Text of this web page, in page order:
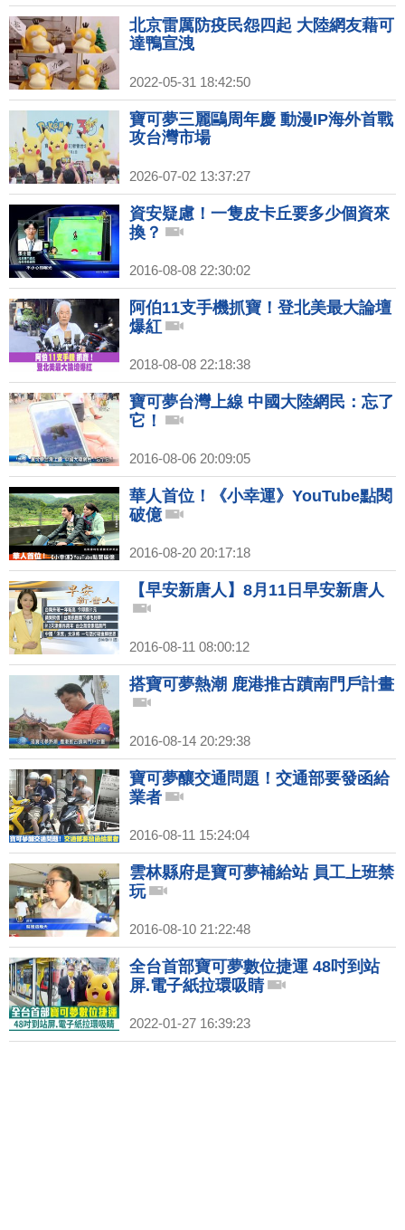
北京雷厲防疫民怨四起 大陸網友藉可
達鴨宣洩
2022-05-31 18:42:50
寶可夢三麗鷗周年慶 動漫IP海外首戰
攻台灣市場
2026-07-02 13:37:27
資安疑慮！一隻皮卡丘要多少個資來
換？
2016-08-08 22:30:02
阿伯11支手機抓寶！登北美最大論壇
爆紅
2018-08-08 22:18:38
寶可夢台灣上線 中國大陸網民：忘了
它！
2016-08-06 20:09:05
華人首位！《小幸運》YouTube點閱
破億
2016-08-20 20:17:18
【早安新唐人】8月11日早安新唐人
2016-08-11 08:00:12
搭寶可夢熱潮 鹿港推古蹟南門戶計畫
2016-08-14 20:29:38
寶可夢釀交通問題！交通部要發函給
業者
2016-08-11 15:24:04
雲林縣府是寶可夢補給站 員工上班禁
玩
2016-08-10 21:22:48
全台首部寶可夢數位捷運 48吋到站
屏.電子紙拉環吸睛
2022-01-27 16:39:23